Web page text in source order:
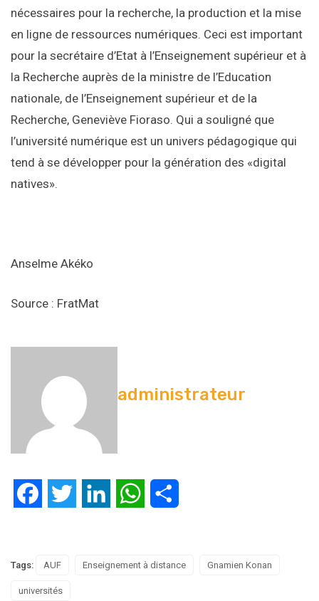
nécessaires pour la recherche, la production et la mise
en ligne de ressources numériques. Ceci est important
pour la secrétaire d’Etat à l’Enseignement supérieur et à
la Recherche auprès de la ministre de l’Education
nationale, de l’Enseignement supérieur et de la
Recherche, Geneviève Fioraso. Qui a souligné que
l’université numérique est un univers pédagogique qui
tend à se développer pour la génération des «digital
natives».
Anselme Akéko
Source : FratMat
administrateur
FacebookTwitter LinkedIn WhatsApp
Tags: AUF Enseignement à distance Gnamien Konan
universités